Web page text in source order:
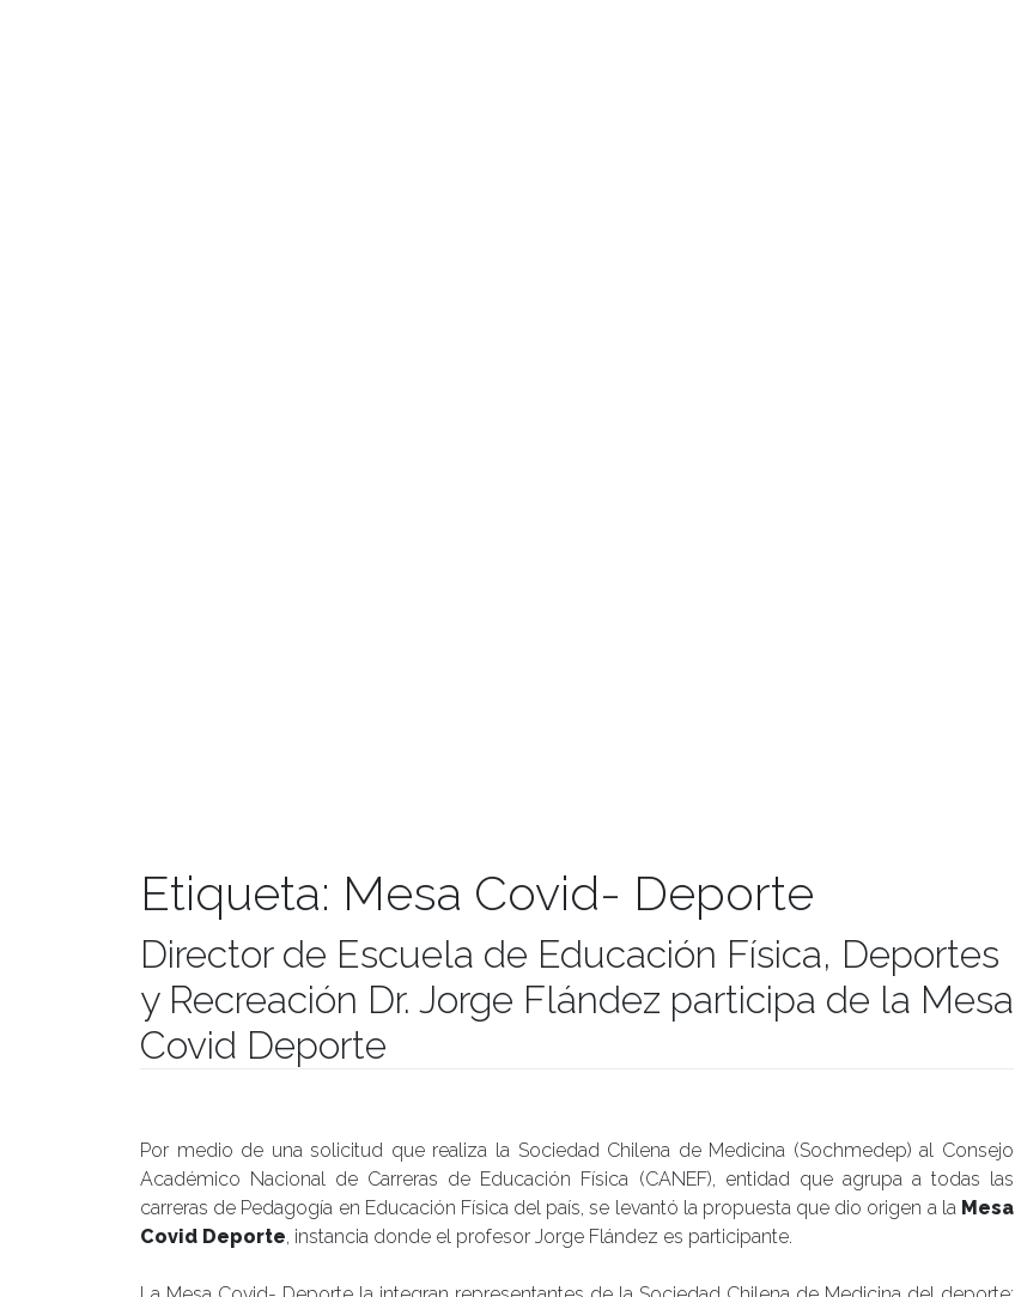
Etiqueta: Mesa Covid- Deporte
Director de Escuela de Educación Física, Deportes
y Recreación Dr. Jorge Flández participa de la Mesa
Covid Deporte
Por medio de una solicitud que realiza la Sociedad Chilena de Medicina (Sochmedep) al Consejo
Académico Nacional de Carreras de Educación Física (CANEF), entidad que agrupa a todas las
carreras de Pedagogía en Educación Física del país, se levantó la propuesta que dio origen a la Mesa
Covid Deporte, instancia donde el profesor Jorge Flández es participante.